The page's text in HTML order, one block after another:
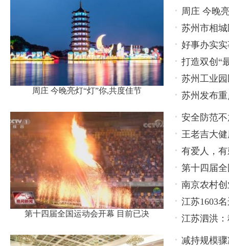
周庄 今晚亮灯“灯”你,共度佳节
周庄 今晚
苏州市相
好事办实
打造双创“
苏州工业
苏州发布
第十四届全国运动会开幕 目前已决
安全防范
轻心
王老吉大
款产品
有爱人，
第十四届
南京农村
江苏1603
江苏泗洪
减持规模